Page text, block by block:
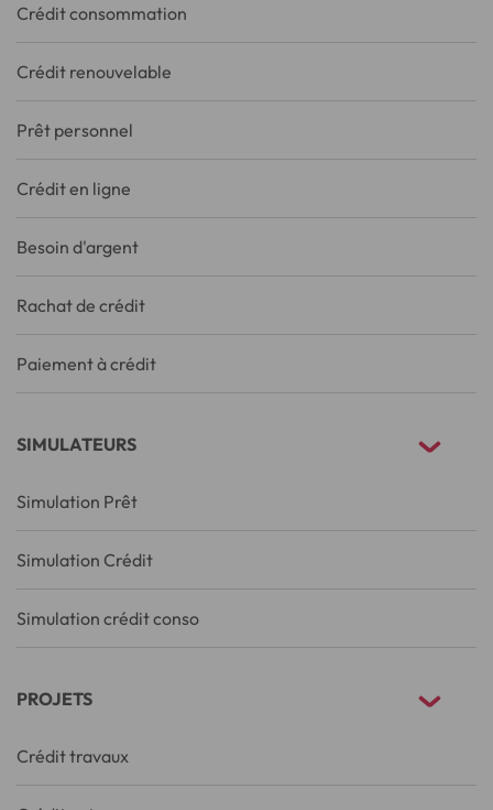
Crédit consommation
Crédit renouvelable
Prêt personnel
Crédit en ligne
Besoin d'argent
Rachat de crédit
Paiement à crédit
SIMULATEURS
Simulation Prêt
Simulation Crédit
Simulation crédit conso
PROJETS
Crédit travaux